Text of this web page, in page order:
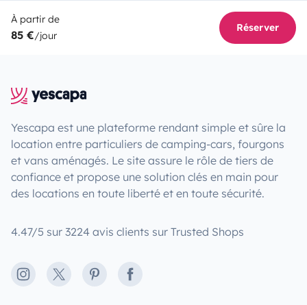
À partir de
85 €/jour
Réserver
Yescapa est une plateforme rendant simple et sûre la
location entre particuliers de camping-cars, fourgons
et vans aménagés. Le site assure le rôle de tiers de
confiance et propose une solution clés en main pour
des locations en toute liberté et en toute sécurité.
4.47/5 sur 3224 avis clients sur Trusted Shops
Instagram
X PinterestFacebook